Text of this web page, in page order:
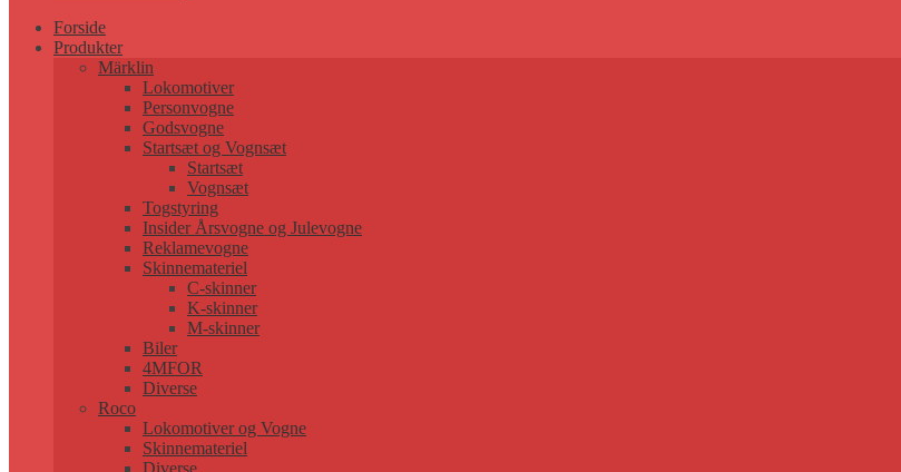
Forside
Produkter
Märklin
Lokomotiver
Personvogne
Godsvogne
Startsæt og Vognsæt
Startsæt
Vognsæt
Togstyring
Insider Årsvogne og Julevogne
Reklamevogne
Skinnemateriel
C-skinner
K-skinner
M-skinner
Biler
4MFOR
Diverse
Roco
Lokomotiver og Vogne
Skinnemateriel
Diverse